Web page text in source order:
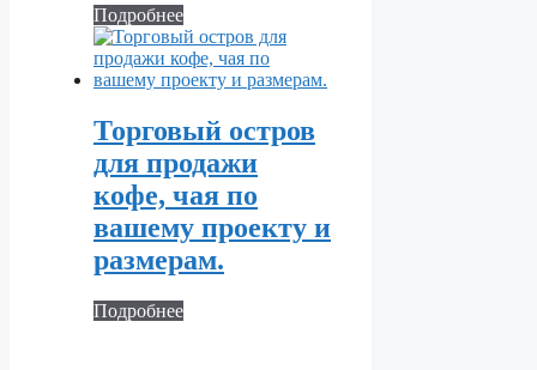
Подробнее
Торговый остров
для продажи
кофе, чая по
вашему проекту и
размерам.
Подробнее